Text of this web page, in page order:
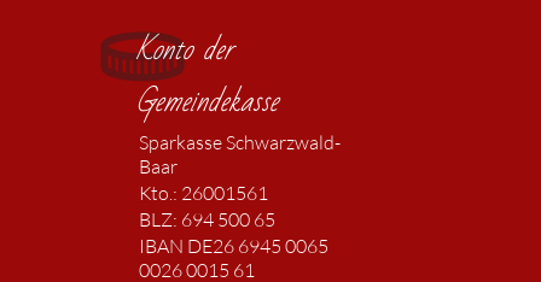
Konto der
Gemeindekasse
Sparkasse Schwarzwald-
Baar
Kto.: 26001561
BLZ: 694 500 65
IBAN DE26 6945 0065
0026 0015 61